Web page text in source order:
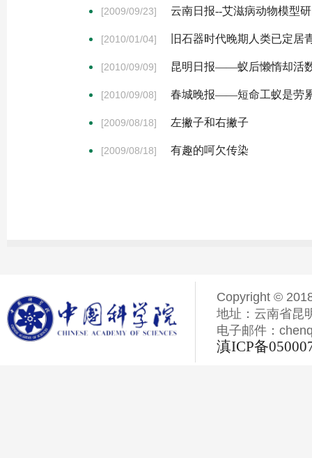
[2009/09/23] 云南日报--艾滋病动物模型
[2010/01/04] 旧石器时代晚期人类已定居
[2010/09/09] 昆明日报——蚁后懒惰却活
[2010/09/08] 春城晚报——短命工蚁是劳
[2009/08/18] 左撇子和右撇子
[2009/08/18] 有趣的呵欠传染
Copyright ©
地址：云南省昆
电子邮件：
滇ICP备